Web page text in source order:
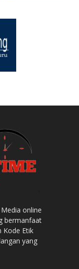
online
bermanfaat
Kode Etik
yang